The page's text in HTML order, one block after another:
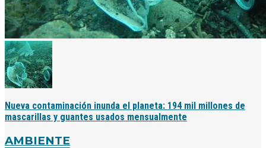
Nueva contaminación inunda el planeta: 194 mil millones de
mascarillas y guantes usados ​​mensualmente
AMBIENTE